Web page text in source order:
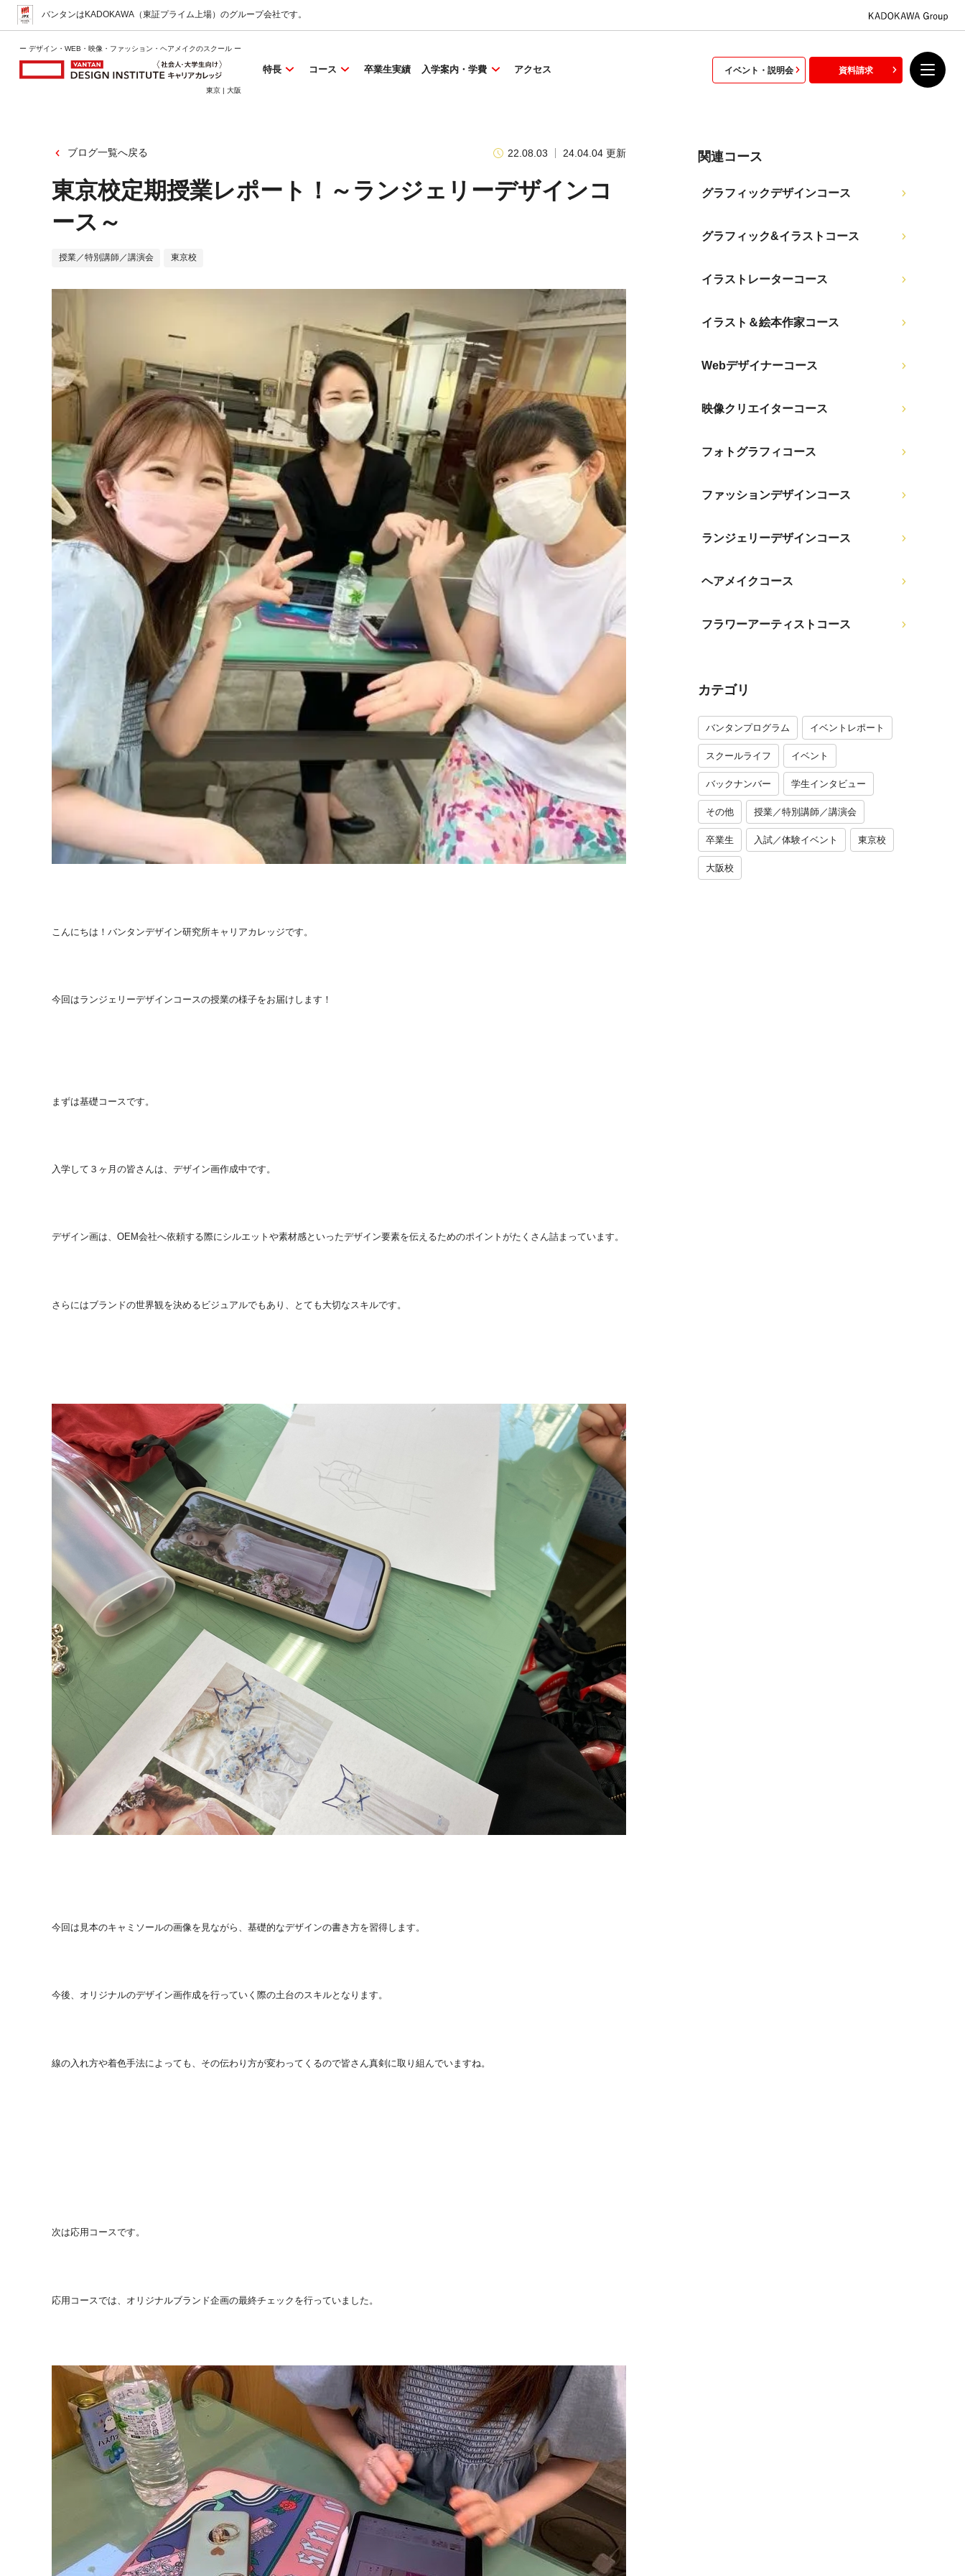
バンタンはKADOKAWA（東証プライム上場） のグループ会社です。
ー デザイン・WEB・映像・ファッション・ヘアメイクのスクール ー
東京 | 大阪
特長 コース 卒業生実績 入学案内・学費 アクセス イベント・説明会 資料請求
ブログ一覧へ戻る 22.08.03 24.04.04 更新
東京校定期授業レポート！～ランジェリーデザインコ
ース～
授業／特別講師／講演会 東京校
こんにちは！バンタンデザイン研究所キャリアカレッジです。
今回はランジェリーデザインコースの授業の様子をお届けします！
まずは基礎コースです。
入学して３ヶ月 の皆さんは、デザイン画作成中です。
デザイン画は、 OEM会社へ依頼する際にシルエットや素材感といったデザイン要素を伝えるためのポイントがたくさん詰まっています。
さらにはブランドの世界観を決めるビジュアルでもあり、とても大切なスキルです。
今回は見本のキャミソールの画像を見ながら、基礎的なデザインの書き方を習得します。
今後、オリジナルのデザイン画作成を行っていく際の土台のスキルとなります。
線の入れ方や着色手法によっても、その伝わり方が変わってくるので皆さん真剣に取り組んでいますね。
次は応用コースです。
応用コースでは、オリジナルブランド企画の最終チェックを行っていました。
関連コース
グラフィックデザインコース
グラフィック&イラストコース
イラストレーターコース
イラスト＆絵本作家コース
Webデザイナーコース
映像クリエイターコース
フォトグラフィコース
ファッションデザインコース
ランジェリーデザインコース
ヘアメイクコース
フラワーアーティストコース
カテゴリ
バンタンプログラム イベントレポート
スクールライフ イベント
バックナンバー 学生インタビュー
その他 授業／特別講師／講演会
卒業生 入試／体験イベント 東京校
大阪校